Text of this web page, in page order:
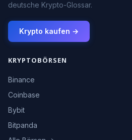
deutsche Krypto-Glossar.
Krypto kaufen →
KRYPTOBÖRSEN
Binance
Coinbase
Bybit
Bitpanda